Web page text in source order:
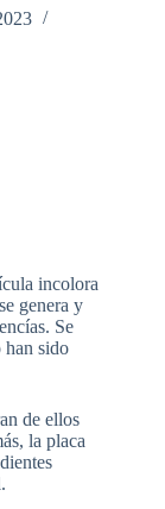
incolora
genera y
Se
han sido
de ellos
la placa